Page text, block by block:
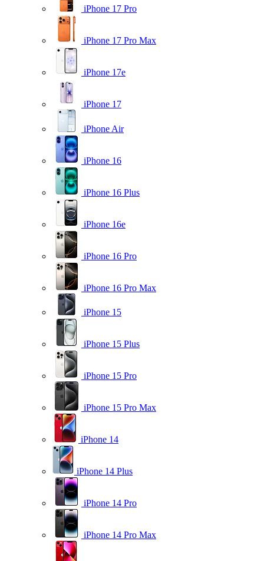
iPhone 17 Pro
iPhone 17 Pro Max
iPhone 17e
iPhone 17
iPhone Air
iPhone 16
iPhone 16 Plus
iPhone 16e
iPhone 16 Pro
iPhone 16 Pro Max
iPhone 15
iPhone 15 Plus
iPhone 15 Pro
iPhone 15 Pro Max
iPhone 14
iPhone 14 Plus
iPhone 14 Pro
iPhone 14 Pro Max